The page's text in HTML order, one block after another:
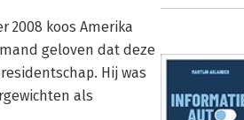
2008 koos Amerika
geloven dat deze
Hij was
als